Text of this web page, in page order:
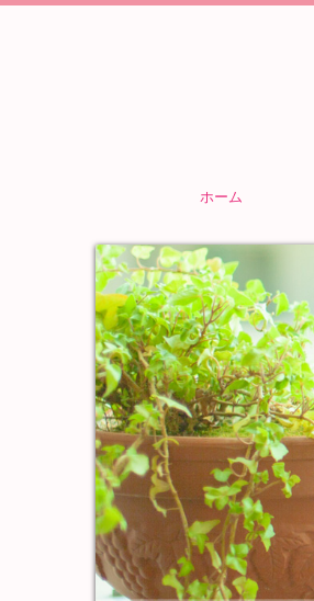
ホーム